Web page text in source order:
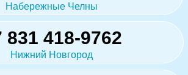
Набережные Челны
831 418-9762
Нижний Новгород